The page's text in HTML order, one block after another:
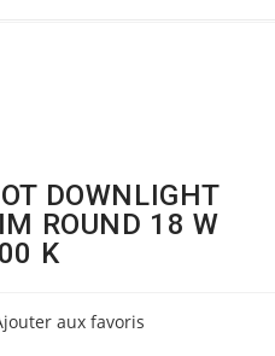
DOWNLIGHT
ROUND 18 W
K
aux favoris